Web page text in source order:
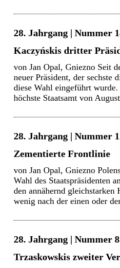
28. Jahrgang | Nummer
Kaczyńskis dritter
von Jan Opal, Gniezno Seit
neuer Präsident, der sechste
diese Wahl eingeführt
höchste Staatsamt von
28. Jahrgang | Nummer
Zementierte Frontlinie
von Jan Opal, Gniezno
Wahl des Staatspräsidenten
den annähernd
wenig nach der einen oder
28. Jahrgang | Nummer
Trzaskowskis zweiter